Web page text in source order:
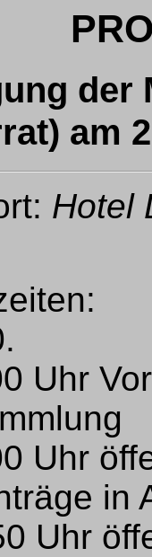
der
am
Hotel
Uhr
Uhr
in
Uhr